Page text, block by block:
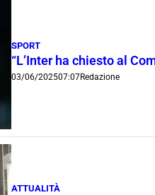
SPORT
“L’Inter ha chiesto al
03/06/202507:07Redazione
ATTUALITÀ